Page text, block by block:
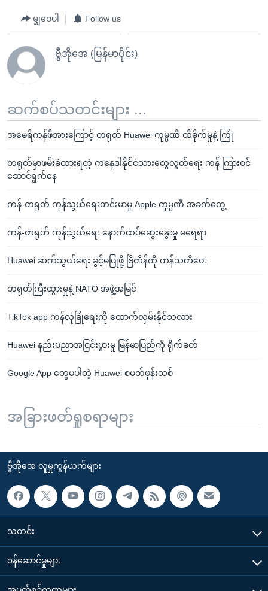
မျှဝေပါ Follow us
ဗွီအိုအေ (မြန်မာပိုင်း)
ဆက်စပ်သတင်းများ ...
အမေရိကန်ဖိအားကြောင့် တရုတ် Huawei ကုမ္ပဏီ ထိခိုက်မှုနဲ့ ကြုံ
တရုတ်မှာဖမ်းခံထားရတဲ့ ကနေဒါနိုင်ငံသားတွေလွတ်ရေး ကန် ကြားဝင်
ဆောင်ရွက်နေ
ကန်-တရုတ် ကုန်သွယ်ရေးတင်းမာမှု Apple ကုမ္ပဏီ အခက်တွေ့
ကန်-တရုတ် ကုန်သွယ်ရေး နောက်ထပ်ဆွေးနွေးမှု မရေရာ
Huawei ဆက်သွယ်ရေး ခွင့်မပြုဖို့ ဗြိတိန်ကို ကန်သတိပေး
တရုတ်ကြီးထွားမှုနဲ့ NATO အဖွဲ့အမြင်
TikTok app ကန်လုံခြုံရေးကို ထောက်လှမ်းနိုင်သလား
Huawei နည်းပညာအငြင်းပွားမှု မြန်မာပြည်ကို ရိုက်ခတ်
Google App တွေမပါတဲ့ Huawei စမတ်ဖုန်းသစ်
အခြားဖတ်ရှုစရာများ
ဗွီအိုအေ လူမှုကွန်ယက်များ
သတင်း
၀န်ဆောင်မှုများ